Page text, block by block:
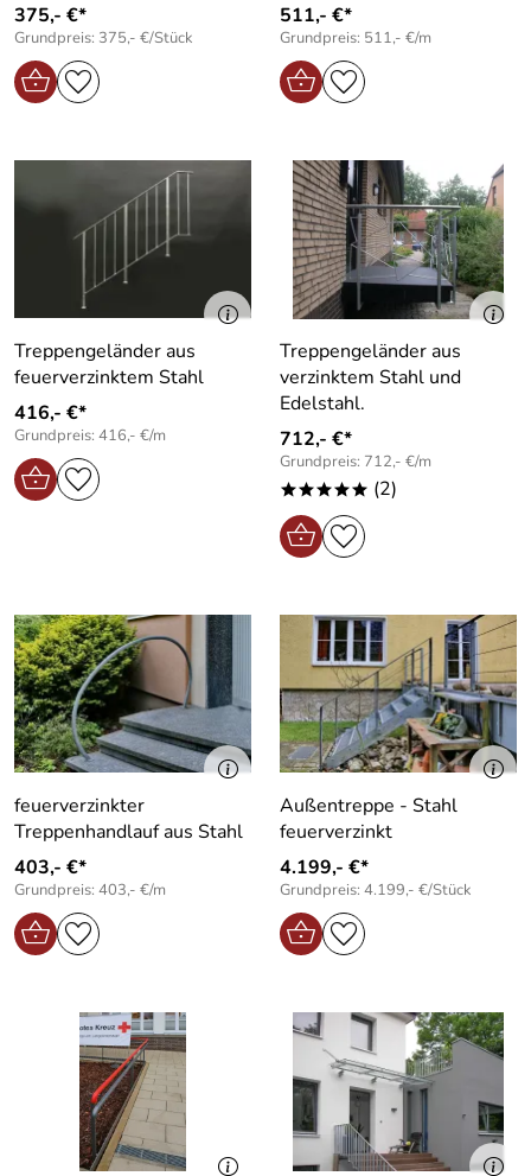
375,- €*
Grundpreis: 375,- €/Stück
511,- €*
Grundpreis: 511,- €/m
Treppengeländer aus
feuerverzinktem Stahl
416,- €*
Grundpreis: 416,- €/m
Treppengeländer aus
verzinktem Stahl und
Edelstahl.
712,- €*
Grundpreis: 712,- €/m
***** (2)
feuerverzinkter
Treppenhandlauf aus Stahl
403,- €*
Grundpreis: 403,- €/m
Außentreppe - Stahl
feuerverzinkt
4.199,- €*
Grundpreis: 4.199,- €/Stück